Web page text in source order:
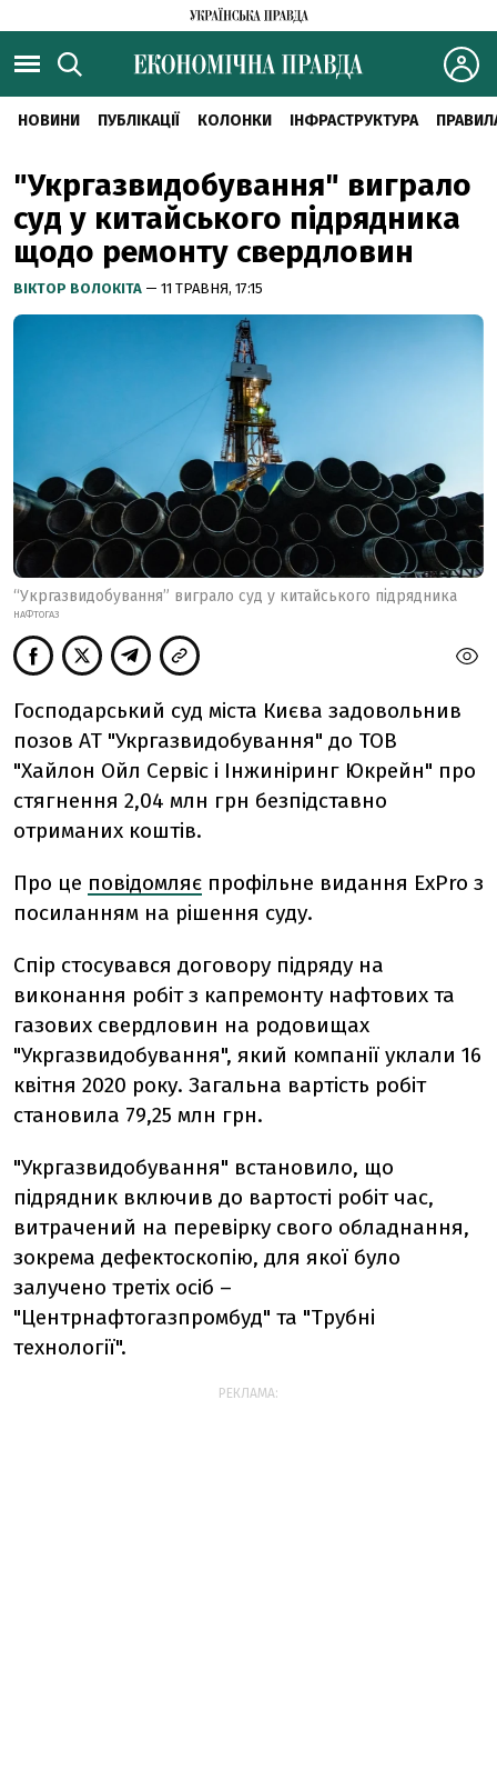
НОВИНИ ПУБЛІКАЦІЇ КОЛОНКИ ІНФРАСТРУКТУРА
"Укргазвидобування" виграло
суд у китайського підрядника
щодо ремонту свердловин
ВІКТОР ВОЛОКІТА — 11 ТРАВНЯ, 17:15
“Укргазвидобування” виграло суд у китайського підрядника
НАФТОГАЗ
Господарський суд міста Києва задовольнив
позов АТ "Укргазвидобування" до ТОВ
"Хайлон Ойл Сервіс і Інжиніринг Юкрейн" про
стягнення 2,04 млн грн безпідставно
отриманих коштів.
Про це повідомляє профільне видання ExPro з
посиланням на рішення суду.
Спір стосувався договору підряду на
виконання робіт з капремонту нафтових та
газових свердловин на родовищах
"Укргазвидобування", який компанії уклали 16
квітня 2020 року. Загальна вартість робіт
становила 79,25 млн грн.
"Укргазвидобування" встановило, що
підрядник включив до вартості робіт час,
витрачений на перевірку свого обладнання,
зокрема дефектоскопію, для якої було
залучено третіх осіб –
"Центрнафтогазпромбуд" та "Трубні
технології".
РЕКЛАМА: